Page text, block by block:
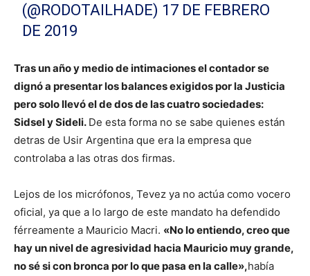
(@RODOTAILHADE) 17 DE FEBRERO
DE 2019
Tras un año y medio de intimaciones el contador se
dignó a presentar los balances exigidos por la Justicia
pero solo llevó el de dos de las cuatro sociedades:
Sidsel y Sideli. De esta forma no se sabe quienes están
detras de Usir Argentina que era la empresa que
controlaba a las otras dos firmas.
Lejos de los micrófonos, Tevez ya no actúa como vocero
oficial, ya que a lo largo de este mandato ha defendido
férreamente a Mauricio Macri. «No lo entiendo, creo que
hay un nivel de agresividad hacia Mauricio muy grande,
no sé si con bronca por lo que pasa en la calle»,había